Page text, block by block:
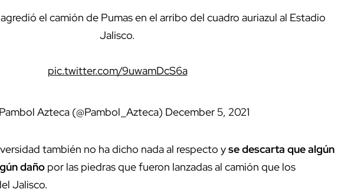
el camión de Pumas en el arribo del cuadro auriazul al Estadio
Jalisco.
pic.twitter.com/9uwamDcS6a
Azteca (@Pambol_Azteca) December 5, 2021
también no ha dicho nada al respecto yse descarta que algún
daño por las piedras que fueron lanzadas al camión que los
Jalisco.